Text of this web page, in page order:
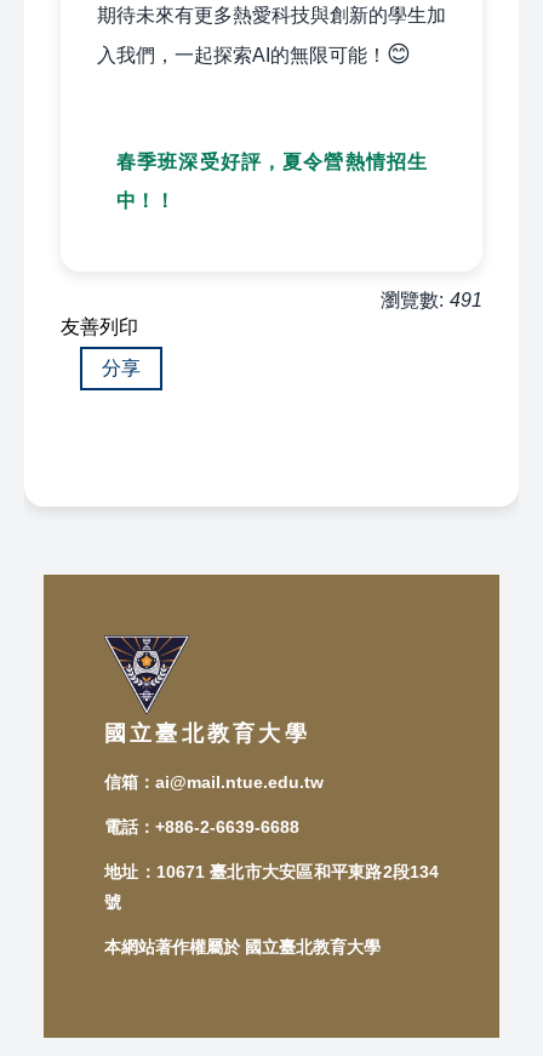
期待未來有更多熱愛科技與創新的學生加
入我們，一起探索AI的無限可能！ 😊
春季班深受好評，夏令營熱情招生
中！！
瀏覽數: 491
友善列印
分享
國立臺北教育大學
信箱：ai@mail.ntue.edu.tw
電話：+886-2-6639-6688
地址：10671 臺北市大安區和平東路2段134
號
本網站著作權屬於 國立臺北教育大學